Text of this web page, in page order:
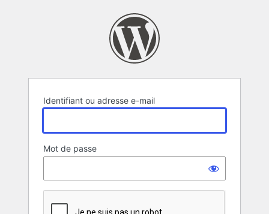
Identifiant ou adresse e-mail
Mot de passe